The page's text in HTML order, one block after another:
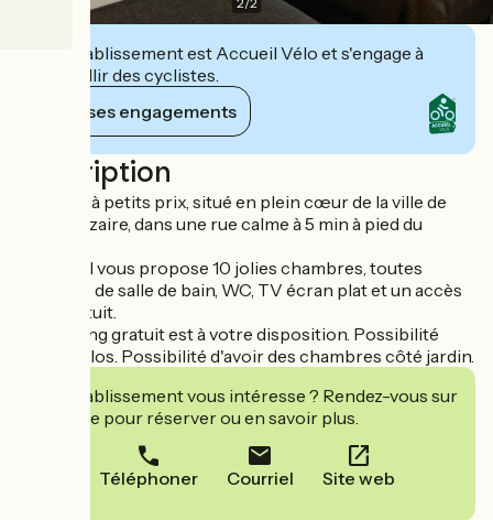
Cet établissement est Accueil Vélo et s'engage à
accueillir des cyclistes.
Voir ses engagements
Description
Un hôtel à petits prix, situé en plein cœur de la ville de
Saint-Nazaire, dans une rue calme à 5 min à pied du
Cet hôtel vous propose 10 jolies chambres, toutes
équipées de salle de bain, WC, TV écran plat et un accès
WIFI gratuit.
Un parking gratuit est à votre disposition. Possibilité
local à vélos. Possibilité d'avoir des chambres côté jardin.
Cet établissement vous intéresse ? Rendez-vous sur
leur site pour réserver ou en savoir plus.
Téléphoner Courriel Site web